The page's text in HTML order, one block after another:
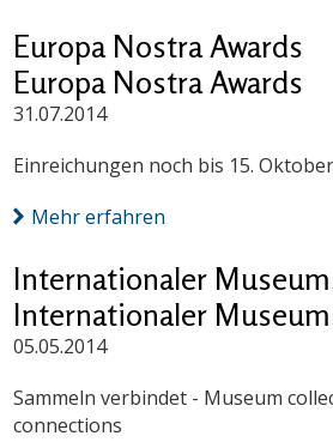
Europa Nostra Awards
Europa Nostra Awards
31.07.2014
Einreichungen noch bis 15.
Mehr erfahren
Internationaler
Internationaler
05.05.2014
Sammeln verbindet - Museum
connections